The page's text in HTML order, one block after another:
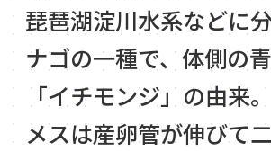
琵琶湖淀川水系などに
ナゴの一種で、体側の
「イチモンジ」の由来。
メスは産卵管が伸びて